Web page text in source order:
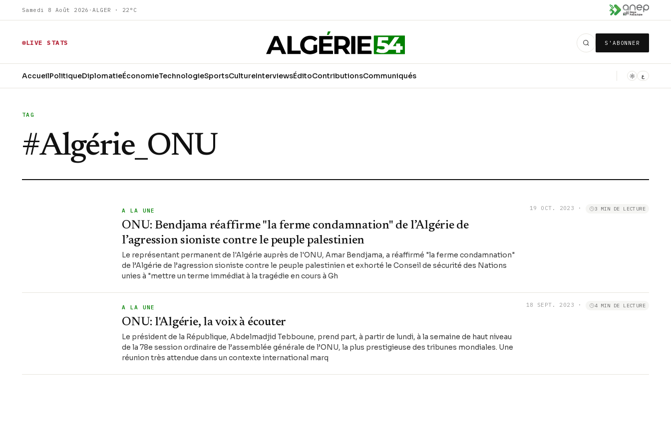
Samedi 8 Août 2026 ·ALGER · 22°C
LIVE STATS S'ABONNER
AccueilPolitiqueDiplomatieÉconomieTechnologieSportsCultureInterviewsÉditoContributionsCommuniqués ع
TAG
#Algérie_ONU
A LA UNE
ONU: Bendjama réaffirme "la ferme condamnation" de l’Algérie de
l’agression sioniste contre le peuple palestinien
Le représentant permanent de l'Algérie auprès de l'ONU, Amar Bendjama, a réaffirmé "la ferme condamnation"
de l’Algérie de l’agression sioniste contre le peuple palestinien et exhorté le Conseil de sécurité des Nations
unies à "mettre un terme immédiat à la tragédie en cours à Gh
19 OCT. 2023 · 3 MIN DE LECTURE
A LA UNE
ONU: l'Algérie, la voix à écouter
Le président de la République, Abdelmadjid Tebboune, prend part, à partir de lundi, à la semaine de haut niveau
de la 78e session ordinaire de l’assemblée générale de l’ONU, la plus prestigieuse des tribunes mondiales. Une
réunion très attendue dans un contexte international marq
18 SEPT. 2023 · 4 MIN DE LECTURE